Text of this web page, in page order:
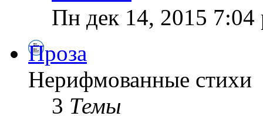
Пн дек 14, 2015 7:04
Проза
Нерифмованные стихи
3 Темы